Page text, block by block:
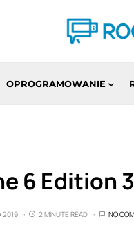
OPROGRAMOWANIE
6 Edition
2019 2 MINUTE READ NO